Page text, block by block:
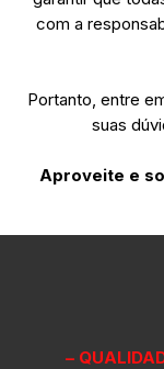
com a
Portanto, entre
suas
Aproveite e
–